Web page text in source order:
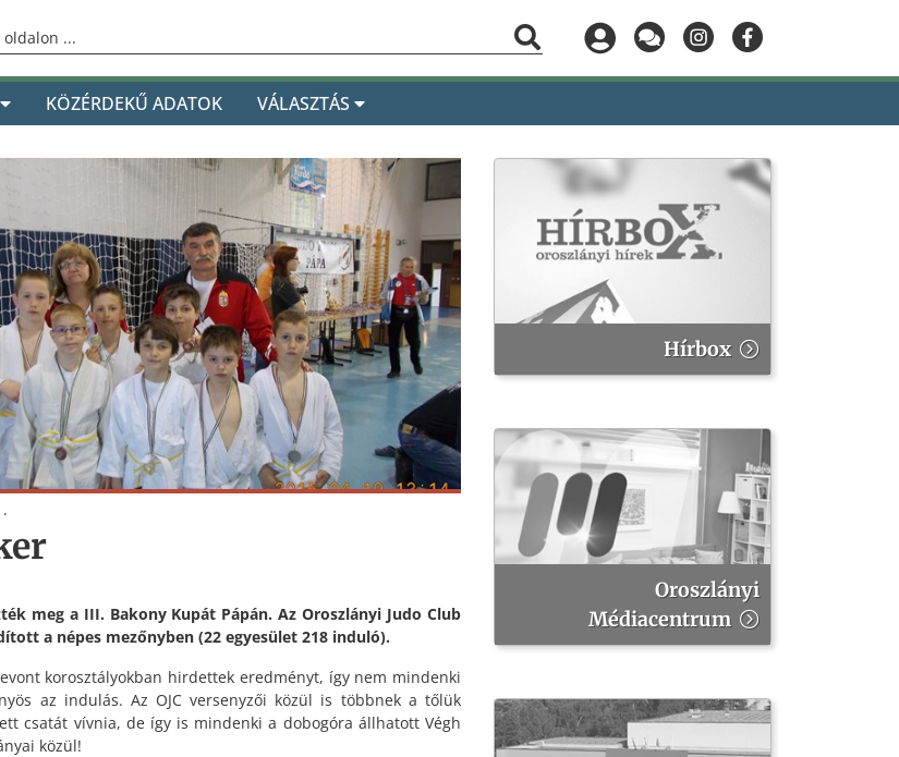
KÖZÉRDEKŰ ADATOK VÁLASZTÁS
meg a III. Bakony Kupát Pápán. Az Oroszlányi Judo Club
a népes mezőnyben (22 egyesület 218 induló).
korosztályokban hirdettek eredményt, így nem mindenki
az indulás. Az OJC versenyzői közül is többnek a tőlük
csatát vívnia, de így is mindenki a dobogóra állhatott Végh
közül!
Hírbox
Oroszlányi
Médiacentrum